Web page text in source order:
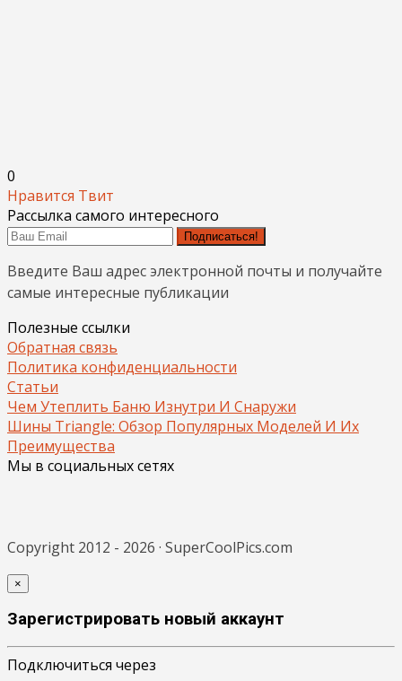
0
Нравится Твит
Рассылка самого интересного
Подписаться!
Введите Ваш адрес электронной почты и получайте
самые интересные публикации
Полезные ссылки
Обратная связь
Политика конфиденциальности
Статьи
Чем Утеплить Баню Изнутри И Снаружи
Шины Triangle: Обзор Популярных Моделей И Их
Преимущества
Мы в социальных сетях
Copyright 2012 - 2026 · SuperCoolPics.com
×
Зарегистрировать новый аккаунт
Подключиться через